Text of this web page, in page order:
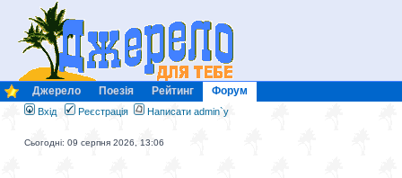
Джерело Поезія Рейтинг Форум
Вхід Реєстрація Написати admin`у
Сьогодні: 09 серпня 2026, 13:06